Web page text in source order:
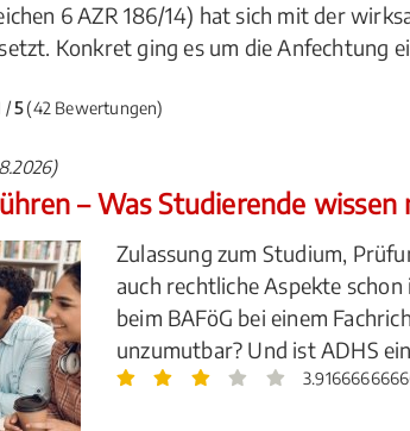
6 AZR 186/14) hat sich mit der
Konkret ging es um die Anfechtung
/5(42 Bewertungen)
– Was Studierende wissen
Zulassung zum Studium,
auch rechtliche Aspekte
beim BAFöG bei einem
unzumutbar? Und ist ADHS